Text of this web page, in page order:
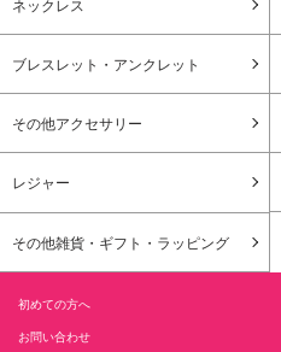
ネックレス
ブレスレット・アンクレット
その他アクセサリー
レジャー
その他雑貨・ギフト・ラッピング
初めての方へ
お問い合わせ